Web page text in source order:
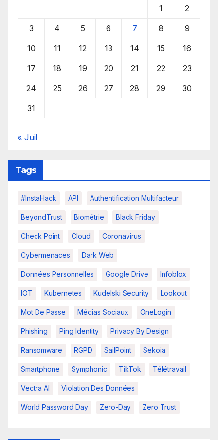
1 2
3 4 5 6 7 8 9
10 11 12 13 14 15 16
17 18 19 20 21 22 23
24 25 26 27 28 29 30
31
« Juil
Tags
#InstaHack API Authentification Multifacteur
BeyondTrust Biométrie Black Friday
Check Point Cloud Coronavirus
Cybermenaces Dark Web
Données Personnelles Google Drive Infoblox
IOT Kubernetes Kudelski Security Lookout
Mot De Passe Médias Sociaux OneLogin
Phishing Ping Identity Privacy By Design
Ransomware RGPD SailPoint Sekoia
Smartphone Symphonic TikTok Télétravail
Vectra AI Violation Des Données
World Password Day Zero-Day Zero Trust